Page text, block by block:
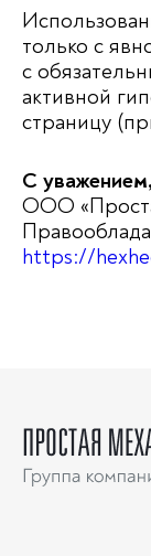
только с
с
активной
страницу
С уважением,
ООО
https://